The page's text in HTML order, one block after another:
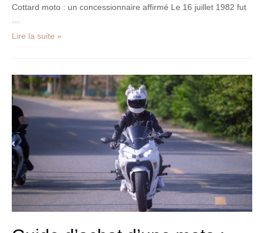
Cottard moto : un concessionnaire affirmé Le 16 juillet 1982 fut
Lire la suite »
Guide
d’achat
d’une
moto :
peut-
on
acheter
une
moto
sans
avoir
permis ?